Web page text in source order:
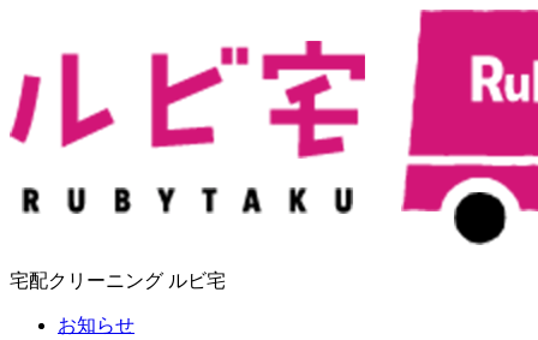
宅配クリーニング ルビ宅
お知らせ